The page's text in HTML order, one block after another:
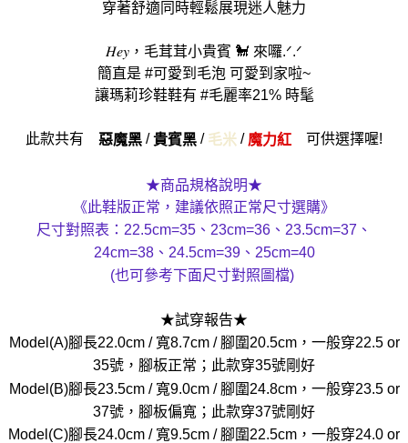
穿著舒適同時輕鬆展現迷人魅力
𝐻𝑒𝑦，毛茸茸小貴賓 🐩 來囉.ᐟ.ᐟ
簡直是 #可愛到毛泡 可愛到家啦~
讓瑪莉珍鞋鞋有 #毛麗率21% 時髦
此款共有 惡魔黑 /貴賓黑 / 毛米 / 魔力紅 可供選擇喔!
★商品規格說明★
《此鞋版正常，建議依照正常尺寸選購》
尺寸對照表：22.5cm=35、23cm=36、23.5cm=37、
24cm=38、24.5cm=39、25cm=40
(也可參考下面尺寸對照圖檔)
★試穿報告★
Model(A)腳長22.0cm / 寬8.7cm / 腳圍20.5cm，一般穿22.5 or
35號，腳板正常；此款穿35號剛好
Model(B)腳長23.5cm / 寬9.0cm / 腳圍24.8cm，一般穿23.5 or
37號，腳板偏寬；此款穿37號剛好
Model(C)腳長24.0cm / 寬9.5cm / 腳圍22.5cm，一般穿24.0 or